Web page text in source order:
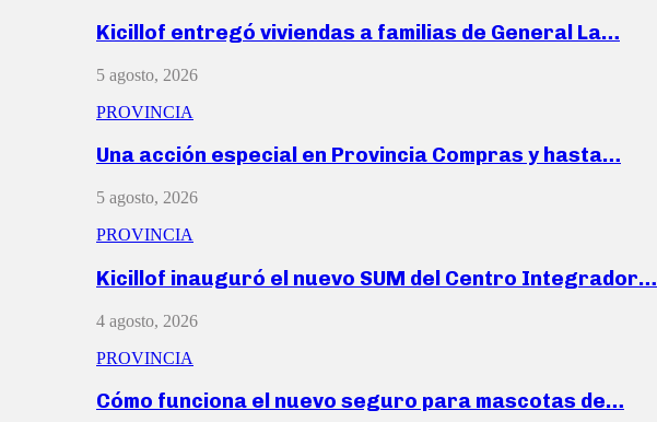
Kicillof entregó viviendas a familias de General La…
5 agosto, 2026
PROVINCIA
Una acción especial en Provincia Compras y hasta…
5 agosto, 2026
PROVINCIA
Kicillof inauguró el nuevo SUM del Centro Integrador…
4 agosto, 2026
PROVINCIA
Cómo funciona el nuevo seguro para mascotas de…